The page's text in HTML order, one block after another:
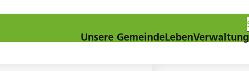
Unsere GemeindeLebenVerwaltung